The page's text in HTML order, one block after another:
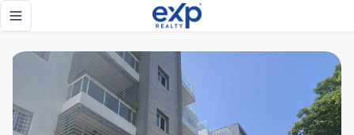
Toggle navigation menu
Apartamento con Terraza y sala de Estar en Lucerna - eXp